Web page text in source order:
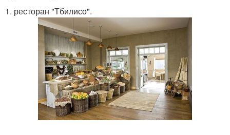
1. ресторан "Тбилисо".